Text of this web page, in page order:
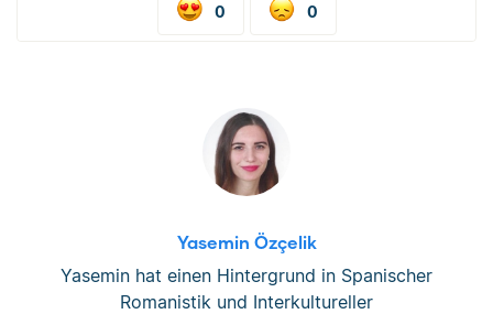
0 0
Yasemin Özçelik
Yasemin hat einen Hintergrund in Spanischer
Romanistik und Interkultureller